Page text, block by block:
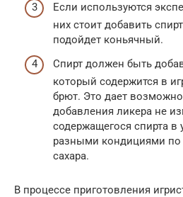
Если используются
них стоит добавить
подойдет коньячный.
Спирт должен быть
который содержится в
брют. Это дает
добавления ликера не
содержащегося спирта в
разными кондициями по
сахара.
В процессе приготовления